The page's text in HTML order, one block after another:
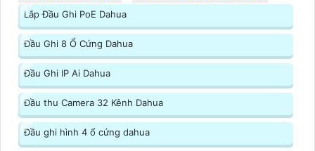
Lắp Đầu Ghi PoE Dahua
Đầu Ghi 8 Ổ Cứng Dahua
Đầu Ghi IP Ai Dahua
Đầu thu Camera 32 Kênh Dahua
Đầu ghi hình 4 ổ cứng dahua